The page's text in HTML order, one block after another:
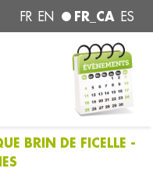
FR EN FR_CA ES
BRIN DE FICELLE -